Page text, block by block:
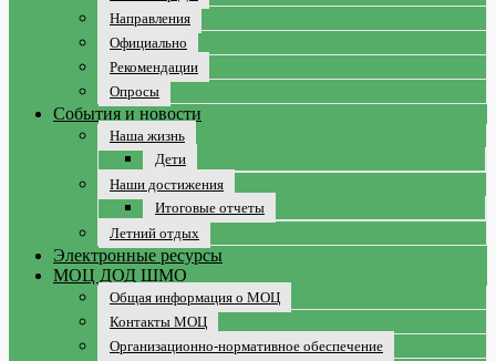
Направления
Официально
Рекомендации
Опросы
События и новости
Наша жизнь
Дети
Наши достижения
Итоговые отчеты
Летний отдых
Электронные ресурсы
МОЦ ДОД ШМО
Общая информация о МОЦ
Контакты МОЦ
Организационно-нормативное обеспечение